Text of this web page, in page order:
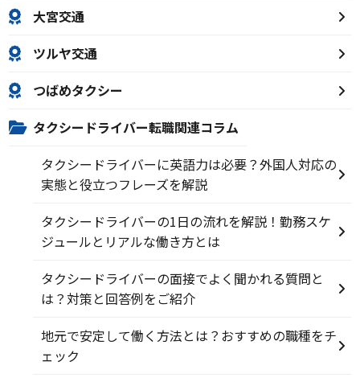
大宮交通
ツルヤ交通
つばめタクシー
タクシードライバー転職関連コラム
タクシードライバーに英語力は必要？外国人対応の
実態と役立つフレーズを解説
タクシードライバーの1日の流れを解説！勤務スケ
ジュールとリアルな働き方とは
タクシードライバーの面接でよく聞かれる質問と
は？対策と回答例をご紹介
地元で安定して働く方法とは？おすすめの職種をチ
ェック